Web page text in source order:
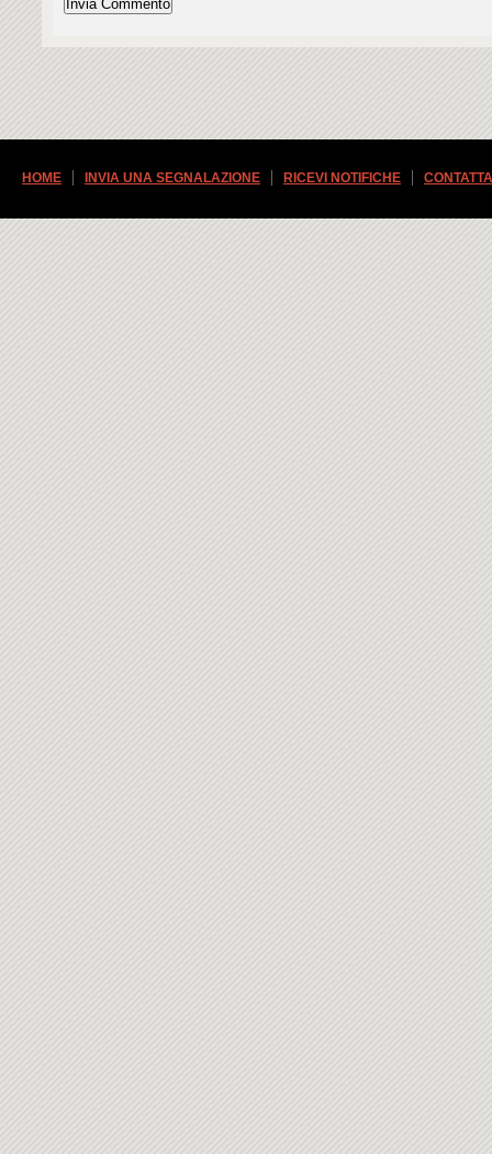
HOME INVIA UNA SEGNALAZIONE RICEVI NOTIFICHE